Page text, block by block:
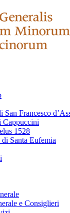
San Francesco
Cappuccini
1528
Santa Eufemia
e Consiglieri